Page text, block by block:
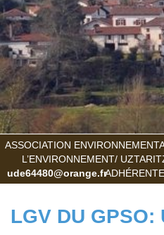
ASSOCIATION
L’ENVIRONNEMENT/
ude64480@orange.fr
LGV DU GPSO: